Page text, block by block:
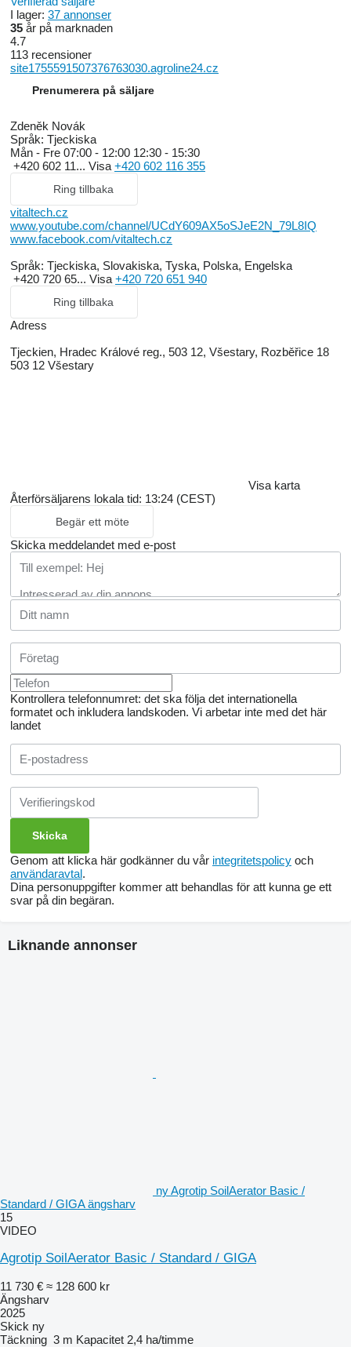
I lager: 37 annonser
35 år på marknaden
4.7
113 recensioner
site1755591507376763030.agroline24.cz
Prenumerera på säljare
Zdeněk Novák
Språk: Tjeckiska
Mån - Fre 07:00 - 12:00 12:30 - 15:30
+420 602 11... Visa +420 602 116 355
Ring tillbaka
vitaltech.cz
www.youtube.com/channel/UCdY609AX5oSJeE2N_79L8IQ
www.facebook.com/vitaltech.cz
Språk: Tjeckiska, Slovakiska, Tyska, Polska, Engelska
+420 720 65... Visa +420 720 651 940
Ring tillbaka
Adress
Tjeckien, Hradec Králové reg., 503 12, Všestary, Rozběřice 18
503 12 Všestary
Visa karta
Återförsäljarens lokala tid: 13:24 (CEST)
Begär ett möte
Skicka meddelandet med e-post
Kontrollera telefonnumret: det ska följa det internationella
formatet och inkludera landskoden. Vi arbetar inte med det här
landet
Genom att klicka här godkänner du vår integritetspolicy och
användaravtal.
Dina personuppgifter kommer att behandlas för att kunna ge ett
svar på din begäran.
Liknande annonser
ny Agrotip SoilAerator Basic /
Standard / GIGA ängsharv
15
VIDEO
Agrotip SoilAerator Basic / Standard / GIGA
11 730 € ≈ 128 600 kr
Ängsharv
2025
Skick ny
Täckning 3 m Kapacitet 2,4 ha/timme